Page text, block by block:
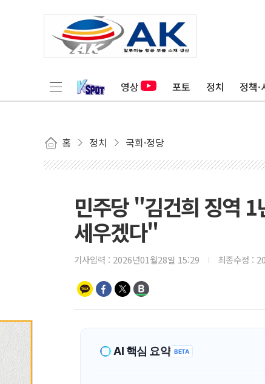
영상 포토 정치 정책·
홈 정치 국회·정당
민주당 "김건희 징역
세우겠다"
기사입력 : 2026년01월28일 15:29 최종수정 :
AI 핵심 요약 BETA